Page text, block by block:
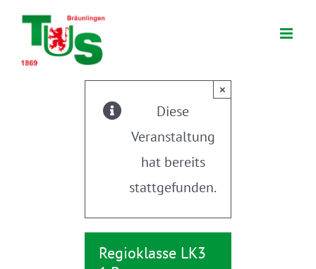
Zum
springen
Diese
Veranstaltung
hat bereits
stattgefunden.
×
Regioklasse LK3